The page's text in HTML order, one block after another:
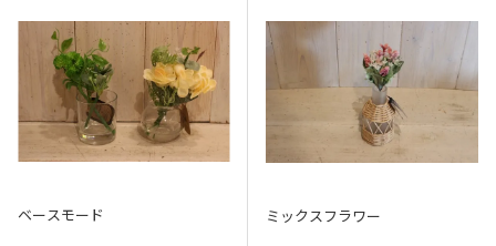
ベースモード ミックスフラワー